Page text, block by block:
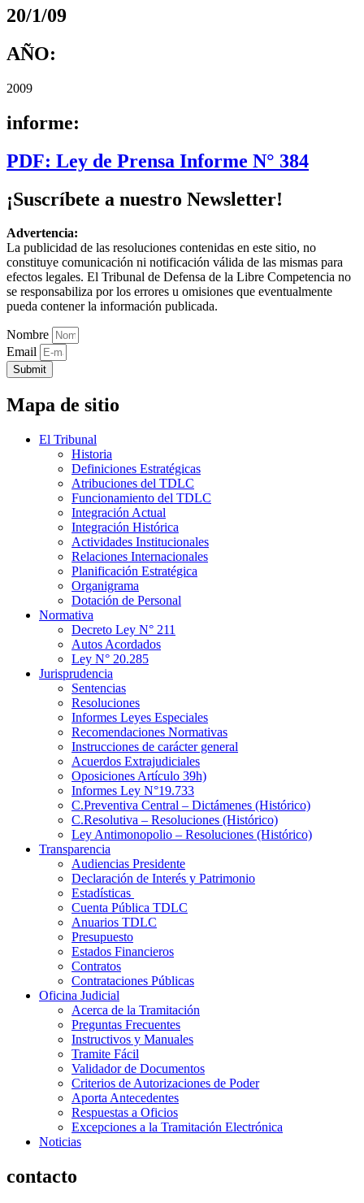
20/1/09
AÑO:
2009
informe:
PDF: Ley de Prensa Informe N° 384
¡Suscríbete a nuestro Newsletter!
Advertencia:
La publicidad de las resoluciones contenidas en este sitio, no
constituye comunicación ni notificación válida de las mismas para
efectos legales. El Tribunal de Defensa de la Libre Competencia no
se responsabiliza por los errores u omisiones que eventualmente
pueda contener la información publicada.
Nombre
Email
Submit
Mapa de sitio
El Tribunal
Historia
Definiciones Estratégicas
Atribuciones del TDLC
Funcionamiento del TDLC
Integración Actual
Integración Histórica
Actividades Institucionales
Relaciones Internacionales
Planificación Estratégica
Organigrama
Dotación de Personal
Normativa
Decreto Ley N° 211
Autos Acordados
Ley N° 20.285
Jurisprudencia
Sentencias
Resoluciones
Informes Leyes Especiales
Recomendaciones Normativas
Instrucciones de carácter general
Acuerdos Extrajudiciales
Oposiciones Artículo 39h)
Informes Ley N°19.733
C.Preventiva Central – Dictámenes (Histórico)
C.Resolutiva – Resoluciones (Histórico)
Ley Antimonopolio – Resoluciones (Histórico)
Transparencia
Audiencias Presidente
Declaración de Interés y Patrimonio
Estadísticas
Cuenta Pública TDLC
Anuarios TDLC
Presupuesto
Estados Financieros
Contratos
Contrataciones Públicas
Oficina Judicial
Acerca de la Tramitación
Preguntas Frecuentes
Instructivos y Manuales
Tramite Fácil
Validador de Documentos
Criterios de Autorizaciones de Poder
Aporta Antecedentes
Respuestas a Oficios
Excepciones a la Tramitación Electrónica
Noticias
contacto